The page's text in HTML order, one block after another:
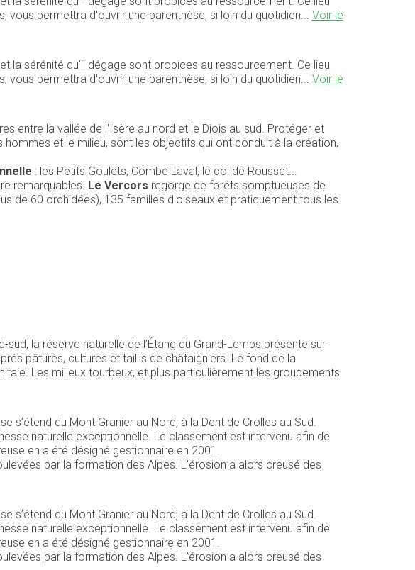
permettra d'ouvrir une parenthèse, si loin du quotidien... Voir le
la sérénité qu'il dégage sont propices au ressourcement. Ce lieu
permettra d'ouvrir une parenthèse, si loin du quotidien... Voir le
entre la vallée de l'Isère au nord et le Diois au sud. Protéger et
et le milieu, sont les objectifs qui ont conduit à la création,
: les Petits Goulets, Combe Laval, le col de Rousset...
remarquables. Le Vercors regorge de forêts somptueuses de
de 60 orchidées), 135 familles d'oiseaux et pratiquement tous les
la réserve naturelle de l’Étang du Grand-Lemps présente sur
pâturés, cultures et taillis de châtaigniers. Le fond de la
Les milieux tourbeux, et plus particulièrement les groupements
du Mont Granier au Nord, à la Dent de Crolles au Sud.
naturelle exceptionnelle. Le classement est intervenu afin de
en a été désigné gestionnaire en 2001.
par la formation des Alpes. L’érosion a alors creusé des
du Mont Granier au Nord, à la Dent de Crolles au Sud.
naturelle exceptionnelle. Le classement est intervenu afin de
en a été désigné gestionnaire en 2001.
par la formation des Alpes. L’érosion a alors creusé des